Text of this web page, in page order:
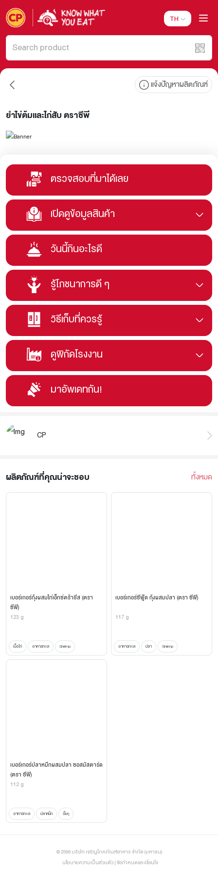
TH
แจ้งปัญหาผลิตภัณฑ์
ยำไข่ต้มและไก่สับ ตราซีพี
ตรวจสอบที่มาได้เลย
เปิดดูข้อมูลสินค้า
วันนี้กินอะไรดี
รู้โภชนาการดี ๆ
วิธีเก็บที่ควรรู้
ดูพิกัดโรงงาน
มาอัพเดทกัน!
CP
ผลิตภัณฑ์ที่คุณน่าจะชอบ ทั้งหมด
เบอร์เกอร์กุ้งผสมไก่เอ็กซ์ตร้าชีส (ตรา
ซีพี)
123 g
เนื้อไก่ อาหารทะเล Shrimp
เบอร์เกอร์ซีฟู้ด กุ้งผสมปลา (ตรา ซีพี)
117 g
อาหารทะเล ปลา Shrimp
เบอร์เกอร์ปลาหมึกผสมปลา ซอสมัสตาร์ด
(ตรา ซีพี)
112 g
อาหารทะเล ปลาหมึก อื่นๆ
© 2566 บริษัท เจริญโภคภัณฑ์อาหาร จำกัด (มหาชน)
นโยบายความเป็นส่วนตัว|ข้อกำหนดและเงื่อนไข